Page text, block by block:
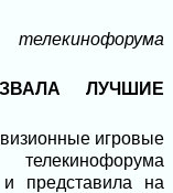
ЛУЧШИЕ
игровые
представила на